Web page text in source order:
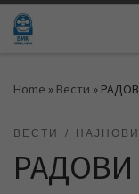
Skip to content
Home » Вести »
ВЕСТИ